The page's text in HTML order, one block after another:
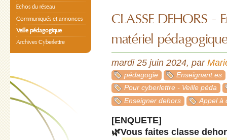
CLASSE DEHORS -
matériel
mardi 25 juin 2024, par
pédagogie
Enseignant.es
Pour cyberlettre - Veille péda
Enseigner dehors
Appel à
[ENQUETE]
🌿Vous faites classe
Echos du réseau
Communiqués et annonces
Veille pédagogique
Archives Cyberlettre